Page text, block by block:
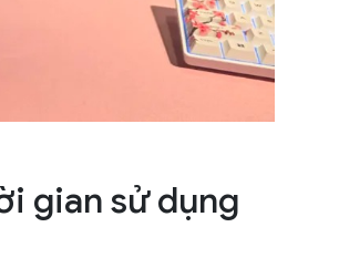
gian sử dụng